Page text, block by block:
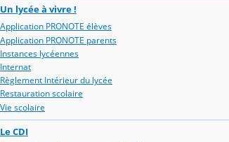
Un lycée à vivre !
Application PRONOTE élèves
Application PRONOTE parents
Instances lycéennes
Internat
Règlement Intérieur du lycée
Restauration scolaire
Vie scolaire
Le CDI